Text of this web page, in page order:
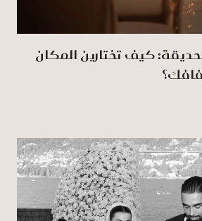
كيف تختارين المكان